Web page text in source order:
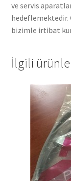
ve servis
bizimle irtibat
İlgili